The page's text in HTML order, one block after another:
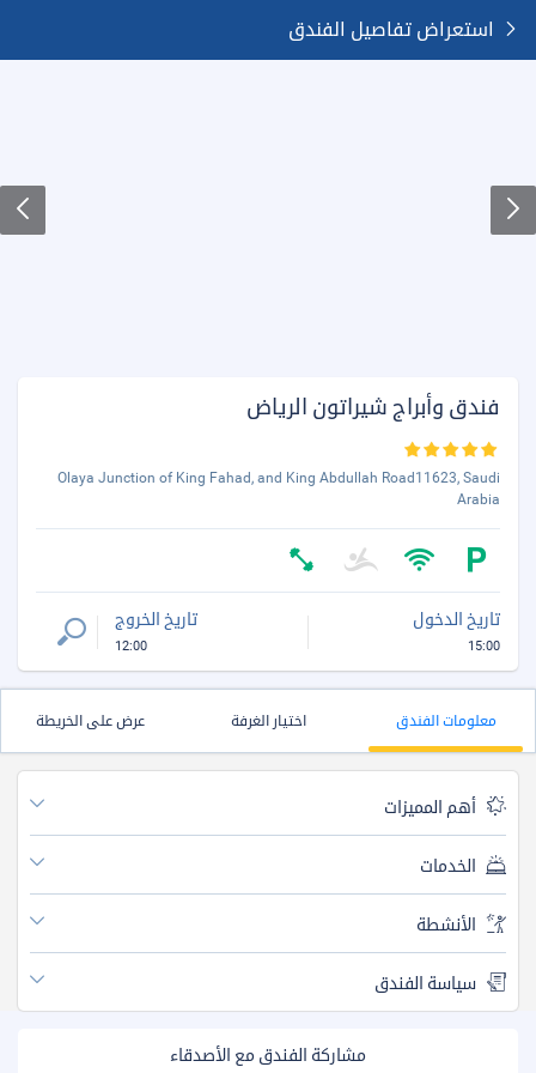
استعراض تفاصيل الفندق
فندق وأبراج شيراتون الرياض
Olaya Junction of King Fahad, and King Abdullah Road11623, Saudi
Arabia
تاريخ الدخول
15:00
تاريخ الخروج
12:00
معلومات الفندق اختيار الغرفة عرض على الخريطة
أهم المميزات
الخدمات
الأنشطة
سياسة الفندق
مشاركة الفندق مع الأصدقاء